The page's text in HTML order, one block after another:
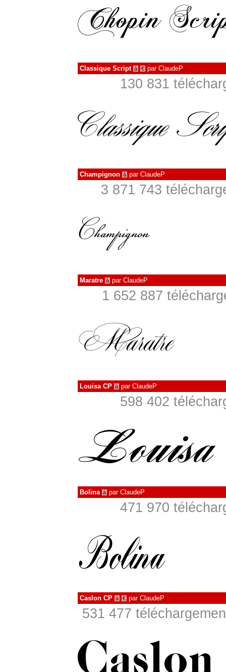
Classique Script à € par ClaudeP
130 831
Champignon à par ClaudeP
3 871 743
Maratre à par ClaudeP
1 652 887
Louisa CP à par ClaudeP
598 402
Bolina à par ClaudeP
471 970
Caslon CP à € par ClaudeP
531 477